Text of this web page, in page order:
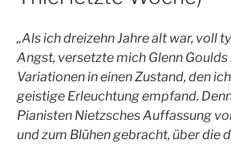
„Als ich dreizehn Jahre alt war, voll
Angst, versetzte mich Glenn
Variationen in einen Zustand, den
geistige Erleuchtung empfand.
Pianisten Nietzsches Auffassung
und zum Blühen gebracht, über die